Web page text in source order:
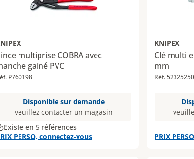
multiprise COBRA avec
gainé PVC
P760198
Disponible sur demande
veuillez contacter un magasin
Existe en 5 références
PERSO, connectez-vous
KNIPEX
Clé multi
mm
Réf. 52325250
PRIX